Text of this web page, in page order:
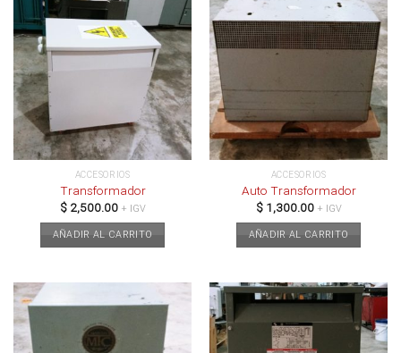
ACCESORIOS
Transformador
$2,500.00 + IGV
AÑADIR AL CARRITO
ACCESORIOS
Auto Transformador
$1,300.00 + IGV
AÑADIR AL CARRITO